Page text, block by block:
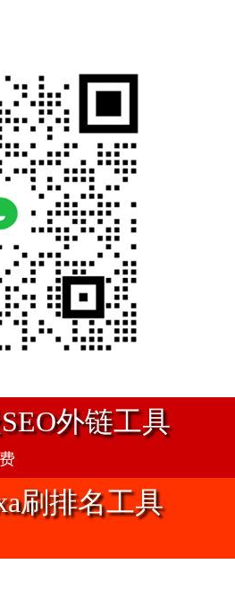
外链工具
刷排名工具